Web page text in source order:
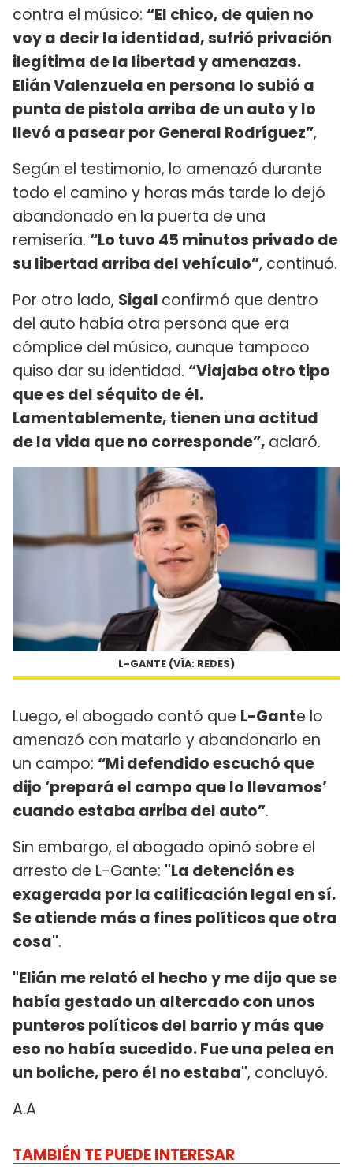
contra el músico: “El chico, de quien no
voy a decir la identidad, sufrió privación
ilegítima de la libertad y amenazas.
Elián Valenzuela en persona lo subió a
punta de pistola arriba de un auto y lo
llevó a pasear por General Rodríguez”,
Según el testimonio, lo amenazó durante
todo el camino y horas más tarde lo dejó
abandonado en la puerta de una
remisería. “Lo tuvo 45 minutos privado de
su libertad arriba del vehículo”, continuó.
Por otro lado, Sigal confirmó que dentro
del auto había otra persona que era
cómplice del músico, aunque tampoco
quiso dar su identidad. “Viajaba otro tipo
que es del séquito de él.
Lamentablemente, tienen una actitud
de la vida que no corresponde”, aclaró.
L-GANTE (VÍA: REDES)
Luego, el abogado contó que L-Gante lo
amenazó con matarlo y abandonarlo en
un campo: “Mi defendido escuchó que
dijo ‘prepará el campo que lo llevamos’
cuando estaba arriba del auto”.
Sin embargo, el abogado opinó sobre el
arresto de L-Gante: "La detención es
exagerada por la calificación legal en sí.
Se atiende más a fines políticos que otra
cosa".
"Elián me relató el hecho y me dijo que se
había gestado un altercado con unos
punteros políticos del barrio y más que
eso no había sucedido. Fue una pelea en
un boliche, pero él no estaba", concluyó.
A.A
TAMBIÉN TE PUEDE INTERESAR